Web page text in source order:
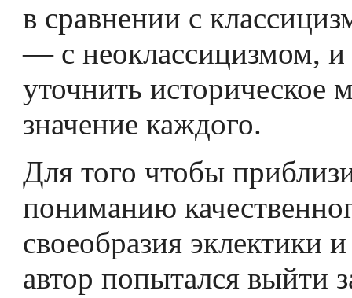
в сравнении с
— с неоклассицизмом,
уточнить историческое
значение каждого.
Для того чтобы
пониманию
своеобразия эклектики
автор попытался выйти